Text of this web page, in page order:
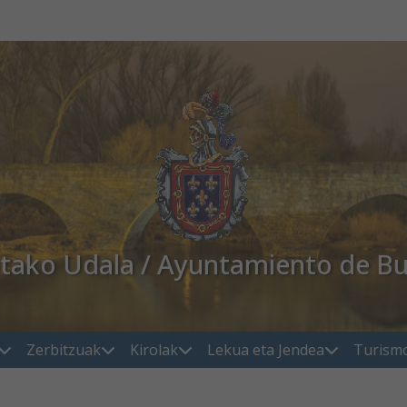
Udala / Ayuntamiento de
Zerbitzuak Kirolak Lekua eta Jendea